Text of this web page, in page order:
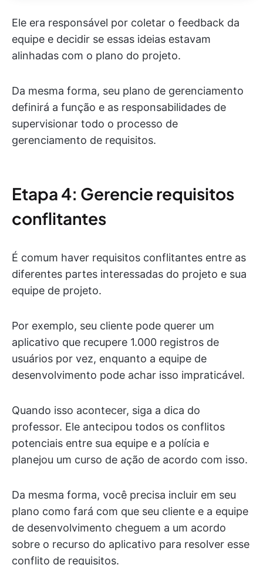
Ele era responsável por coletar o feedback da
equipe e decidir se essas ideias estavam
alinhadas com o plano do projeto.
Da mesma forma, seu plano de gerenciamento
definirá a função e as responsabilidades de
supervisionar todo o processo de
gerenciamento de requisitos.
Etapa 4: Gerencie requisitos
conflitantes
É comum haver requisitos conflitantes entre as
diferentes partes interessadas do projeto e sua
equipe de projeto.
Por exemplo, seu cliente pode querer um
aplicativo que recupere 1.000 registros de
usuários por vez, enquanto a equipe de
desenvolvimento pode achar isso impraticável.
Quando isso acontecer, siga a dica do
professor. Ele antecipou todos os conflitos
potenciais entre sua equipe e a polícia e
planejou um curso de ação de acordo com isso.
Da mesma forma, você precisa incluir em seu
plano como fará com que seu cliente e a equipe
de desenvolvimento cheguem a um acordo
sobre o recurso do aplicativo para resolver esse
conflito de requisitos.